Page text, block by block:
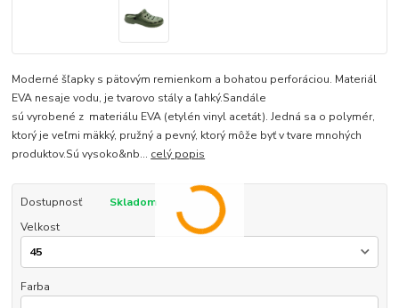
Moderné šľapky s pätovým remienkom a bohatou perforáciou. Materiál
EVA nesaje vodu, je tvarovo stály a ľahký.Sandále
sú vyrobené z materiálu EVA (etylén vinyl acetát). Jedná sa o polymér,
ktorý je veľmi mäkký, pružný a pevný, ktorý môže byť v tvare mnohých
produktov.Sú vysoko&nb... celý popis
Dostupnosť
Skladom
Velkost
Farba